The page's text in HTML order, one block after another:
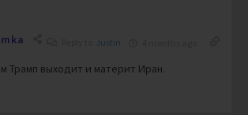
Justin
Трамп выходит и материт Иран.